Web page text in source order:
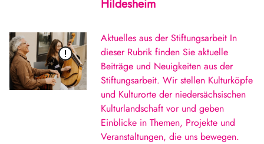
Hildesheim
Aktuelles aus der Stiftungsarbeit In
dieser Rubrik finden Sie aktuelle
Beiträge und Neuigkeiten aus der
Stiftungsarbeit. Wir stellen Kulturköpfe
und Kulturorte der niedersächsischen
Kulturlandschaft vor und geben
Einblicke in Themen, Projekte und
Veranstaltungen, die uns bewegen.